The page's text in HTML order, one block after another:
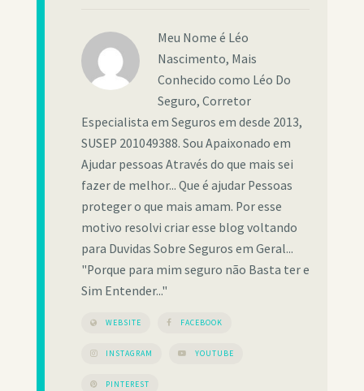
Meu Nome é Léo
Nascimento, Mais
Conhecido como Léo Do
Seguro, Corretor
Especialista em Seguros em desde 2013,
SUSEP 201049388. Sou Apaixonado em
Ajudar pessoas Através do que mais sei
fazer de melhor... Que é ajudar Pessoas
proteger o que mais amam. Por esse
motivo resolvi criar esse blog voltando
para Duvidas Sobre Seguros em Geral...
"Porque para mim seguro não Basta ter e
Sim Entender..."
WEBSITE FACEBOOK
INSTAGRAM YOUTUBE
PINTEREST